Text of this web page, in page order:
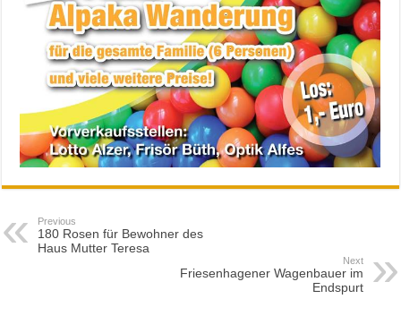
Previous
180 Rosen für Bewohner des
Haus Mutter Teresa
Next
Friesenhagener Wagenbauer im
Endspurt